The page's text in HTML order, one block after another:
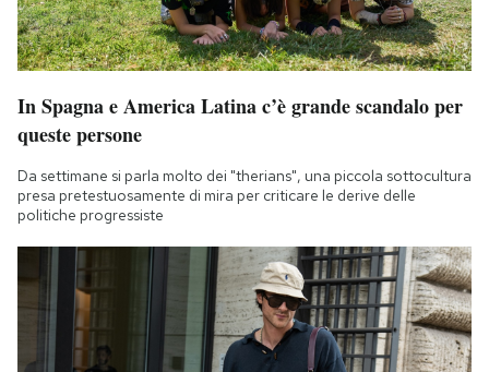
In Spagna e America Latina c’è grande scandalo per
queste persone
Da settimane si parla molto dei "therians", una piccola sottocultura
presa pretestuosamente di mira per criticare le derive delle
politiche progressiste